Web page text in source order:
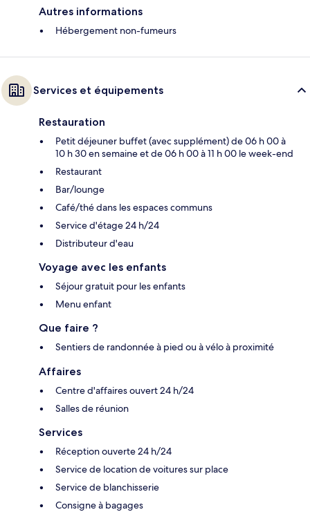
Autres informations
Hébergement non-fumeurs
Services et équipements
Restauration
Petit déjeuner buffet (avec supplément) de 06 h 00 à
10 h 30 en semaine et de 06 h 00 à 11 h 00 le week-end
Restaurant
Bar/lounge
Café/thé dans les espaces communs
Service d'étage 24 h/24
Distributeur d'eau
Voyage avec les enfants
Séjour gratuit pour les enfants
Menu enfant
Que faire ?
Sentiers de randonnée à pied ou à vélo à proximité
Affaires
Centre d'affaires ouvert 24 h/24
Salles de réunion
Services
Réception ouverte 24 h/24
Service de location de voitures sur place
Service de blanchisserie
Consigne à bagages